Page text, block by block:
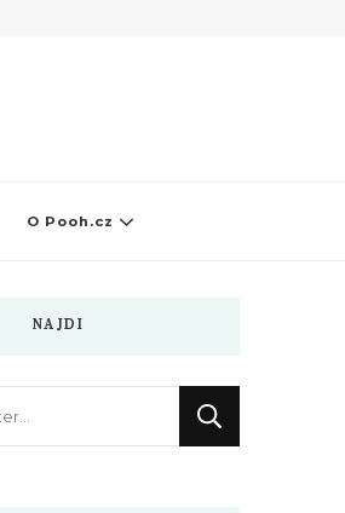
O Pooh.cz
NAJDI